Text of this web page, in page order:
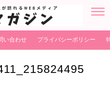
い合わせ プライバシーポリシー